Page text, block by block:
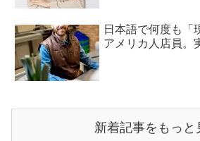
日本語で何度も「
アメリカ人店員。
新着記事をもっと